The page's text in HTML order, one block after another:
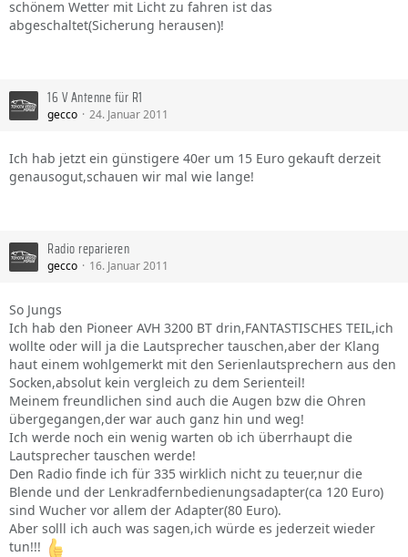
schönem Wetter mit Licht zu fahren ist das
abgeschaltet(Sicherung herausen)!
16 V Antenne für R1
gecco 24. Januar 2011
Ich hab jetzt ein günstigere 40er um 15 Euro gekauft derzeit
genausogut,schauen wir mal wie lange!
Radio reparieren
gecco 16. Januar 2011
So Jungs
Ich hab den Pioneer AVH 3200 BT drin,FANTASTISCHES TEIL,ich
wollte oder will ja die Lautsprecher tauschen,aber der Klang
haut einem wohlgemerkt mit den Serienlautsprechern aus den
Socken,absolut kein vergleich zu dem Serienteil!
Meinem freundlichen sind auch die Augen bzw die Ohren
übergegangen,der war auch ganz hin und weg!
Ich werde noch ein wenig warten ob ich überrhaupt die
Lautsprecher tauschen werde!
Den Radio finde ich für 335 wirklich nicht zu teuer,nur die
Blende und der Lenkradfernbedienungsadapter(ca 120 Euro)
sind Wucher vor allem der Adapter(80 Euro).
Aber solll ich auch was sagen,ich würde es jederzeit wieder
tun!!!